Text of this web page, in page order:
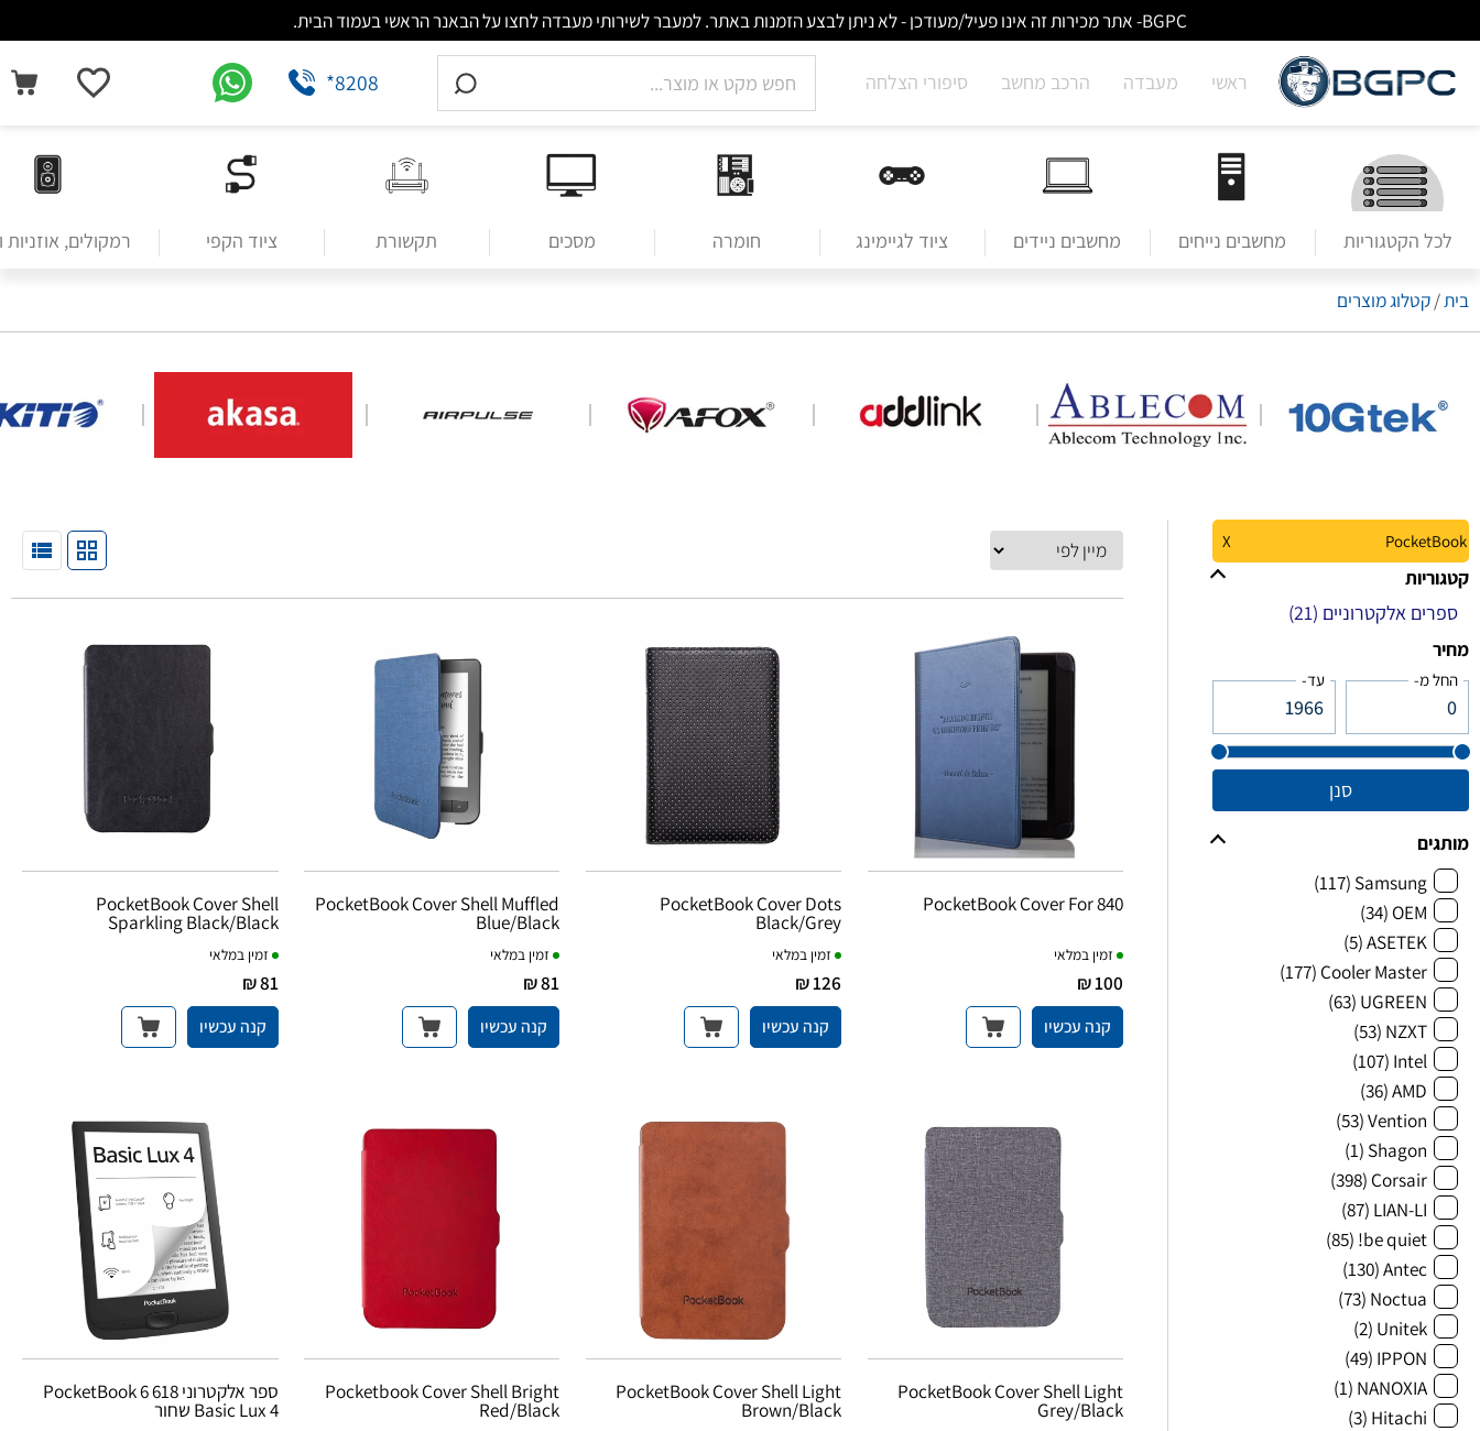
BGPC- אתר מכירות זה אינו פעיל/מעודכן - לא ניתן לבצע הזמנות באתר. למעבר לשירותי מעבדה לחצו על הבאנר הראשי בעמוד הבית.
ראשי מעבדה הרכב מחשב סיפורי הצלחה *8208
לכל הקטגוריות מחשבים נייחים מחשבים ניידים ציוד לגיימינג חומרה מסכים תקשורת ציוד הקפי רמקולים,
בית/קטלוג מוצרים
PocketBook
X
קטגוריות
ספרים אלקטרוניים (21)
מחיר
החל מ- עד-
סנן
מותגים
Samsung
(117)
OEM
(34)
ASETEK
(5)
Cooler Master
(177)
UGREEN
(63)
NZXT
(53)
Intel
(107)
AMD
(36)
Vention
(53)
Shagon
(1)
Corsair
(398)
LIAN-LI
(87)
be quiet!
(85)
Antec
(130)
Noctua
(73)
Unitek
(2)
IPPON
(49)
NANOXIA
(1)
Hitachi
(3)
PocketBook Cover For 840
זמין במלאי
100 ₪
קנה עכשיו
PocketBook Cover Dots
Black/Grey
זמין במלאי
126 ₪
קנה עכשיו
PocketBook Cover Shell Muffled
Blue/Black
זמין במלאי
81 ₪
קנה עכשיו
PocketBook Cover Shell
Sparkling Black/Black
זמין במלאי
81 ₪
קנה עכשיו
PocketBook Cover Shell Light
Grey/Black
PocketBook Cover Shell Light
Brown/Black
Pocketbook Cover Shell Bright
Red/Black
ספר אלקטרוני PocketBook 6 618
Basic Lux 4 שחור